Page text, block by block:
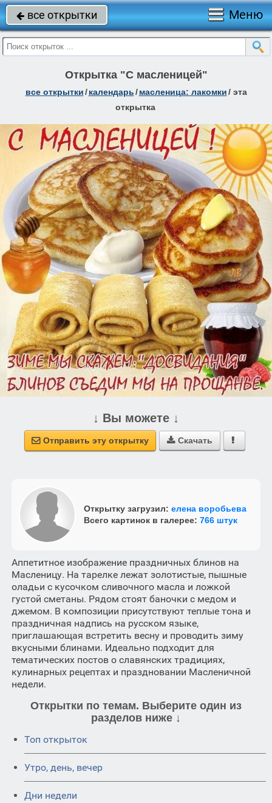
 все открытки Меню
Открытка "С масленицей"
все открытки/ календарь/ масленица: лакомки/ эта
открытка
↓ Вы можете ↓
 Отправить эту открытку  Скачать 
Открытку загрузил: елена воробьева
Всего картинок в галерее: 766 штук
Аппетитное изображение праздничных блинов на
Масленицу. На тарелке лежат золотистые, пышные
оладьи с кусочком сливочного масла и ложкой
густой сметаны. Рядом стоят баночки с медом и
джемом. В композиции присутствуют теплые тона и
праздничная надпись на русском языке,
приглашающая встретить весну и проводить зиму
вкусными блинами. Идеально подходит для
тематических постов о славянских традициях,
кулинарных рецептах и праздновании Масленичной
недели.
Открытки по темам. Выберите один из
разделов ниже ↓
Топ открыток
Утро, день, вечер
Дни недели